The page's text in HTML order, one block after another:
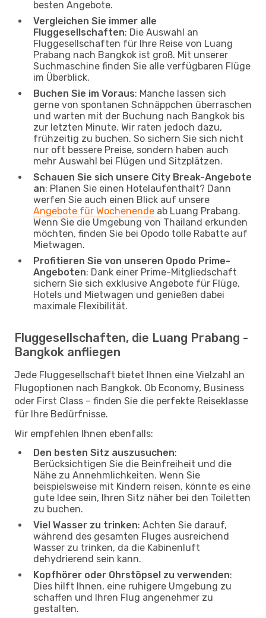
besten Angebote.
Vergleichen Sie immer alle
Fluggesellschaften: Die Auswahl an
Fluggesellschaften für Ihre Reise von Luang
Prabang nach Bangkok ist groß. Mit unserer
Suchmaschine finden Sie alle verfügbaren Flüge
im Überblick.
Buchen Sie im Voraus: Manche lassen sich
gerne von spontanen Schnäppchen überraschen
und warten mit der Buchung nach Bangkok bis
zur letzten Minute. Wir raten jedoch dazu,
frühzeitig zu buchen. So sichern Sie sich nicht
nur oft bessere Preise, sondern haben auch
mehr Auswahl bei Flügen und Sitzplätzen.
Schauen Sie sich unsere City Break-Angebote
an: Planen Sie einen Hotelaufenthalt? Dann
werfen Sie auch einen Blick auf unsere
Angebote für Wochenende ab Luang Prabang.
Wenn Sie die Umgebung von Thailand erkunden
möchten, finden Sie bei Opodo tolle Rabatte auf
Mietwagen.
Profitieren Sie von unseren Opodo Prime-
Angeboten: Dank einer Prime-Mitgliedschaft
sichern Sie sich exklusive Angebote für Flüge,
Hotels und Mietwagen und genießen dabei
maximale Flexibilität.
Fluggesellschaften, die Luang Prabang -
Bangkok anfliegen
Jede Fluggesellschaft bietet Ihnen eine Vielzahl an
Flugoptionen nach Bangkok. Ob Economy, Business
oder First Class – finden Sie die perfekte Reiseklasse
für Ihre Bedürfnisse.
Wir empfehlen Ihnen ebenfalls:
Den besten Sitz auszusuchen:
Berücksichtigen Sie die Beinfreiheit und die
Nähe zu Annehmlichkeiten. Wenn Sie
beispielsweise mit Kindern reisen, könnte es eine
gute Idee sein, Ihren Sitz näher bei den Toiletten
zu buchen.
Viel Wasser zu trinken: Achten Sie darauf,
während des gesamten Fluges ausreichend
Wasser zu trinken, da die Kabinenluft
dehydrierend sein kann.
Kopfhörer oder Ohrstöpsel zu verwenden:
Dies hilft Ihnen, eine ruhigere Umgebung zu
schaffen und Ihren Flug angenehmer zu
gestalten.